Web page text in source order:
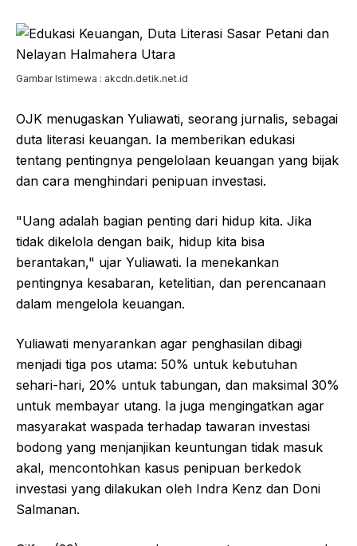
Gambar Istimewa : akcdn.detik.net.id
OJK menugaskan Yuliawati, seorang jurnalis, sebagai
duta literasi keuangan. Ia memberikan edukasi
tentang pentingnya pengelolaan keuangan yang bijak
dan cara menghindari penipuan investasi.
"Uang adalah bagian penting dari hidup kita. Jika
tidak dikelola dengan baik, hidup kita bisa
berantakan," ujar Yuliawati. Ia menekankan
pentingnya kesabaran, ketelitian, dan perencanaan
dalam mengelola keuangan.
Yuliawati menyarankan agar penghasilan dibagi
menjadi tiga pos utama: 50% untuk kebutuhan
sehari-hari, 20% untuk tabungan, dan maksimal 30%
untuk membayar utang. Ia juga mengingatkan agar
masyarakat waspada terhadap tawaran investasi
bodong yang menjanjikan keuntungan tidak masuk
akal, mencontohkan kasus penipuan berkedok
investasi yang dilakukan oleh Indra Kenz dan Doni
Salmanan.